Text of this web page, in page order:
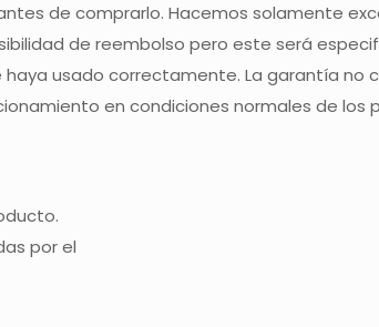
de comprarlo. Hacemos solamente
de reembolso pero este será
usado correctamente. La garantía no
en condiciones normales de
por el